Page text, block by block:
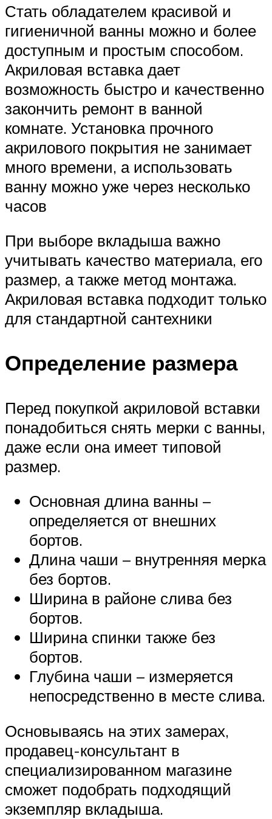
Стать обладателем красивой и
гигиеничной ванны можно и более
доступным и простым способом.
Акриловая вставка дает
возможность быстро и качественно
закончить ремонт в ванной
комнате. Установка прочного
акрилового покрытия не занимает
много времени, а использовать
ванну можно уже через несколько
часов
При выборе вкладыша важно
учитывать качество материала, его
размер, а также метод монтажа.
Акриловая вставка подходит только
для стандартной сантехники
Определение размера
Перед покупкой акриловой вставки
понадобиться снять мерки с ванны,
даже если она имеет типовой
размер.
Основная длина ванны –
определяется от внешних
бортов.
Длина чаши – внутренняя мерка
без бортов.
Ширина в районе слива без
бортов.
Ширина спинки также без
бортов.
Глубина чаши – измеряется
непосредственно в месте слива.
Основываясь на этих замерах,
продавец-консультант в
специализированном магазине
сможет подобрать подходящий
экземпляр вкладыша.